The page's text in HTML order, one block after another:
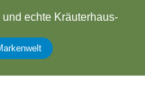
Jetzt zum